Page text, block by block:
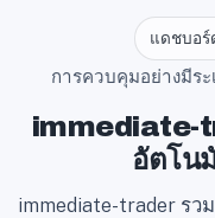
แดชบอร์
การควบคุมอย่างมีร
immediate-
อัตโน
immediate-trader รว